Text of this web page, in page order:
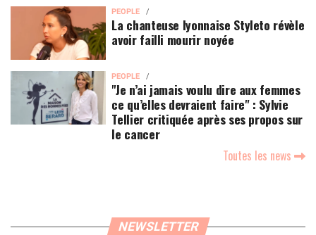
PEOPLE
La chanteuse lyonnaise Styleto révèle
avoir failli mourir noyée
PEOPLE
"Je n’ai jamais voulu dire aux femmes
ce qu’elles devraient faire" : Sylvie
Tellier critiquée après ses propos sur
le cancer
Toutes les news
NEWSLETTER